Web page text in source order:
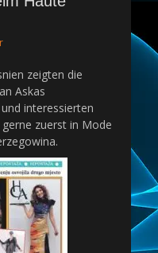
zeigten die
Askas
interessierten
zuerst in Mode